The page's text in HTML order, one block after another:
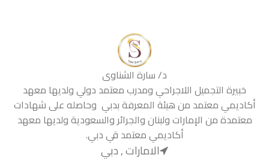
د/ سارة الشناوى
خبيرة التجميل اللاجراحي ومدرب معتمد دولي ولديها معهد
أكاديمي معتمد من هيئة المعرفة بدبي وحاصله على شهادات
معتمدة من الإمارات ولبنان والجرائر والسعودية ولديها معهد
أكاديمي معتمد قي دبي.
الامارات , دبي